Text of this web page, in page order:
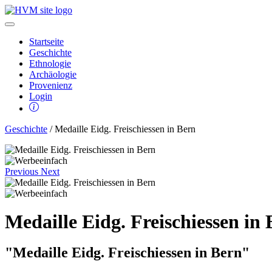
Startseite
Geschichte
Ethnologie
Archäologie
Provenienz
Login
Geschichte / Medaille Eidg. Freischiessen in Bern
Previous Next
Medaille Eidg. Freischiessen in
"Medaille Eidg. Freischiessen in Bern"